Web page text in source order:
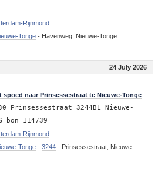
Rijnmond
Tonge- Havenweg, Nieuwe-Tonge
24 July 2026
spoed naar Prinsessestraat te Nieuwe-Tonge
Prinsessestraat 3244BL Nieuwe-
bon 114739
Rijnmond
Tonge- 3244- Prinsessestraat, Nieuwe-